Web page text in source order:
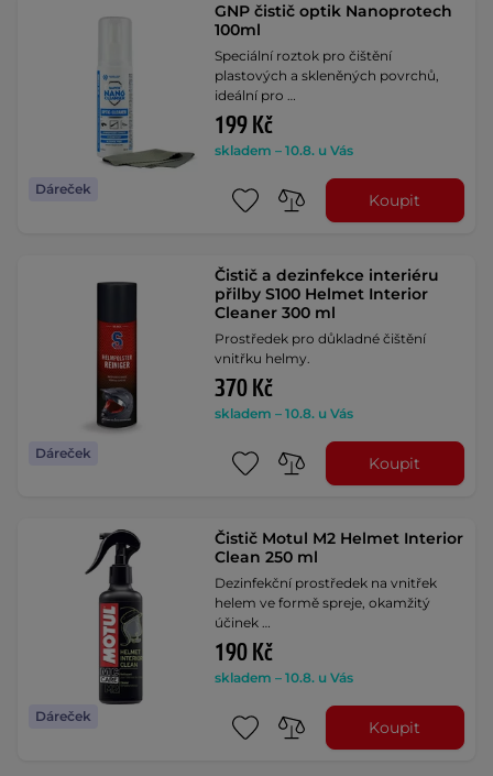
Dáreček
GNP čistič optik Nanoprotech
100ml
Speciální roztok pro čištění
plastových a skleněných povrchů,
ideální pro …
199 Kč
skladem – 10.8. u Vás
Koupit
Dáreček
Čistič a dezinfekce interiéru
přilby S100 Helmet Interior
Cleaner 300 ml
Prostředek pro důkladné čištění
vnitřku helmy.
370 Kč
skladem – 10.8. u Vás
Koupit
Dáreček
Čistič Motul M2 Helmet Interior
Clean 250 ml
Dezinfekční prostředek na vnitřek
helem ve formě spreje, okamžitý
účinek …
190 Kč
skladem – 10.8. u Vás
Koupit